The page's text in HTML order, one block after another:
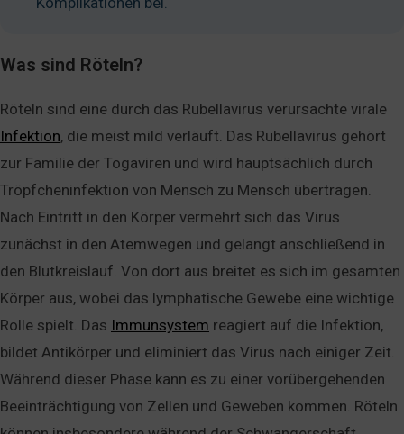
Was sind Röteln?
Röteln sind eine durch das Rubellavirus verursachte virale
Infektion, die meist mild verläuft. Das Rubellavirus gehört
zur Familie der Togaviren und wird hauptsächlich durch
Tröpfcheninfektion von Mensch zu Mensch übertragen.
Nach Eintritt in den Körper vermehrt sich das Virus
zunächst in den Atemwegen und gelangt anschließend in
den Blutkreislauf. Von dort aus breitet es sich im gesamten
Körper aus, wobei das lymphatische Gewebe eine wichtige
Rolle spielt. Das Immunsystem reagiert auf die Infektion,
bildet Antikörper und eliminiert das Virus nach einiger Zeit.
Während dieser Phase kann es zu einer vorübergehenden
Beeinträchtigung von Zellen und Geweben kommen. Röteln